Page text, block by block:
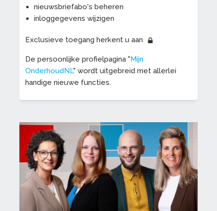
nieuwsbriefabo's beheren
inloggegevens wijzigen
Exclusieve toegang herkent u aan
De persoonlijke profielpagina "Mijn
OnderhoudNL" wordt uitgebreid met allerlei
handige nieuwe functies.